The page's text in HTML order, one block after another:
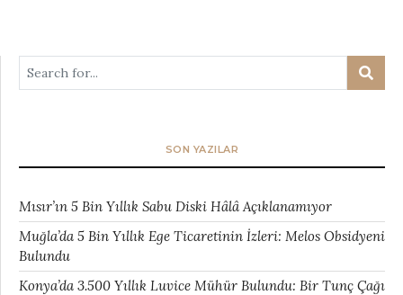
SON YAZILAR
Mısır’ın 5 Bin Yıllık Sabu Diski Hâlâ Açıklanamıyor
Muğla’da 5 Bin Yıllık Ege Ticaretinin İzleri: Melos Obsidyeni
Bulundu
Konya’da 3.500 Yıllık Luvice Mühür Bulundu: Bir Tunç Çağı